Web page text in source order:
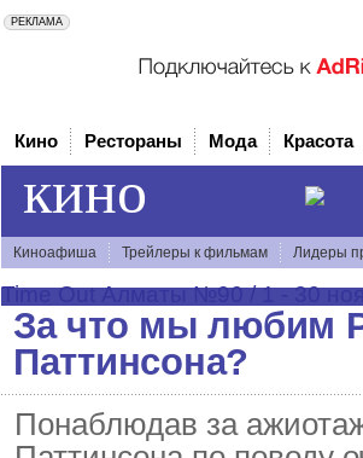
Кино Рестораны Мода Красота
кино
Киноафиша Трейлеры к фильмам Лидеры
Time Out Алматы №90 / 1 - 30
За что мы любим
Паттинсона?
Понаблюдав за